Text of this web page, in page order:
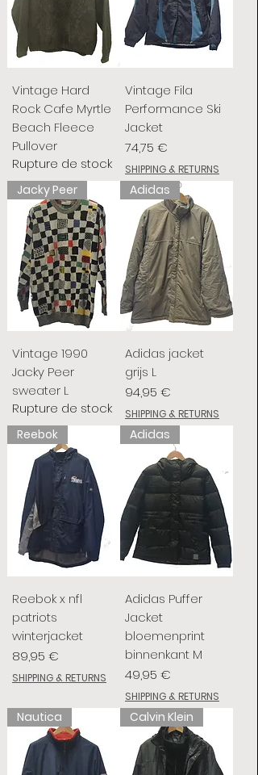
Vintage Hard
Rock Cafe Myrtle
Beach Fleece
Pullover
Rupture de stock
Vintage Fila
Performance Ski
Jacket
Prix
74,75 €
SHIPPING & RETURNS
Jacky Peer
Vintage 1990
Jacky Peer
sweater L
Rupture de stock
Adidas
Adidas jacket
grijs L
Prix
94,95 €
SHIPPING & RETURNS
Reebok
Reebok x nfl
patriots
winterjacket
Prix
89,95 €
SHIPPING & RETURNS
Adidas
Adidas Puffer
Jacket
bloemenprint
binnenkant M
Prix
49,95 €
SHIPPING & RETURNS
Nautica Calvin Klein